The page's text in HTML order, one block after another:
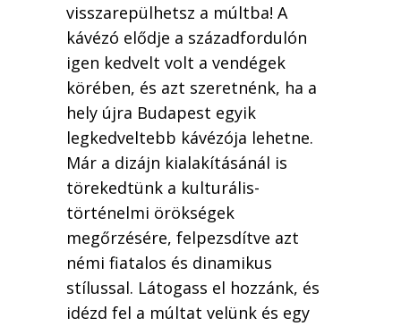
visszarepülhetsz a múltba! A
kávézó elődje a századfordulón
igen kedvelt volt a vendégek
körében, és azt szeretnénk, ha a
hely újra Budapest egyik
legkedveltebb kávézója lehetne.
Már a dizájn kialakításánál is
törekedtünk a kulturális-
történelmi örökségek
megőrzésére, felpezsdítve azt
némi fiatalos és dinamikus
stílussal. Látogass el hozzánk, és
idézd fel a múltat velünk és egy